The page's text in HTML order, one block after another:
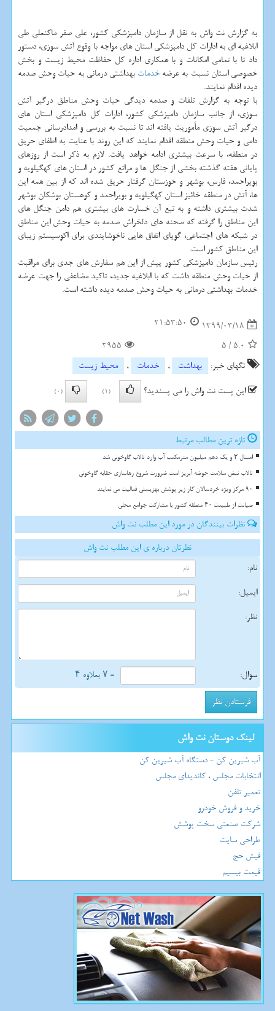
به گزارش نت واش به نقل از سازمان دامپزشکی کشور، علی صفر ماکنعلی طی
ابلاغیه ای به ادارات کل دامپزشکی استان های مواجه با وقوع آتش سوزی، دستور
داد تا با تمامی امکانات و با همکاری اداره کل حفاظت محیط زیست و بخش
خصوصی استان نسبت به عرضه خدمات بهداشتی درمانی به حیات وحش صدمه
دیده اقدام نمایند.
با توجه به گزارش تلفات و صدمه دیدگی حیات وحش مناطق درگیر آتش
سوزی، از جانب سازمان دامپزشکی کشور، ادارات کل دامپزشکی استان های
درگیر آتش سوزی مأموریت یافته اند تا نسبت به بررسی و امدادرسانی جمعیت
دامی و حیات وحش منطقه اقدام نمایند که این روند با عنایت به اطفای حریق
در منطقه، با سرعت بیشتری ادامه خواهد یافت. لازم به ذکر است از روزهای
پایانی هفته گذشته بخشی از جنگل ها و مراتع کشور در استان های کهگیلویه و
بویراحمد، فارس، بوشهر و خوزستان گرفتار حریق شده اند که از بین همه این
ها، آتش در منطقه خائیز استان کهگیلویه و بویراحمد و کوهستان بوشکان بوشهر
شدت بیشتری داشته و به تبع آن خسارت های بیشتری هم دامن جنگل های
این مناطق را گرفته که صحنه های دلخراش صدمه به حیات وحش این مناطق
در شبکه های اجتماعی، گویای اتفاق هایی ناخوشایندی برای اکوسیستم زیبای
این مناطق کشور است.
رئیس سازمان دامپزشکی کشور پیش از این هم سفارش های جدی برای مراقبت
از حیات وحش منطقه داشت که با ابلاغیه جدید، تاکید مضاعفی را جهت عرضه
خدمات بهداشتی درمانی به حیات وحش صدمه دیده داشته است.
1399/03/18
21:53:50
5.0
/
5
2955
تگهای خبر:
بهداشت , خدمات ,
محیط زیست
این پست نت واش را می پسندید؟
(1)
(0)
تازه ترین مطالب مرتبط
امسال ۲ و یک دهم میلیون مترمکعب آب وارد تالاب گاوخونی شد
تالاب نبض سلامت حوضه آبریز است ضرورت شروع رهاسازی حقابه گاوخونی
90 مرکز ویژه خردسالان کار زیر پوشش بهزیستی فعالیت می نمایند
صیانت از طبیعت ۴۰ منطقه کشور با مشارکت جوامع محلی
نظرات بینندگان در مورد این مطلب نت واش
نظرتان درباره ی این مطلب نت واش
نام:
ایمیل:
نظر:
سوال: = ۷ بعلاوه ۴
لینک دوستان نت واش
آب شیرین کن - دستگاه آب شیرین کن
انتخابات مجلس ، کاندیدای مجلس
تعمیر تلفن
خرید و فروش خودرو
شرکت صنعتی سخت پوشش
طراحی سایت
فیش حج
قیمت بیسیم